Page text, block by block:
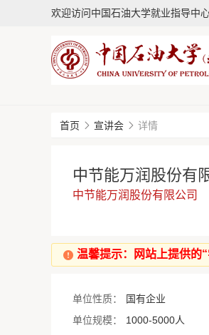
欢迎访问中国石油大学就业指导中心
首页 宣讲会 详情
中节能万润股份有
中节能万润股份有限公司
温馨提示：网站上提供的
单位性质： 国有企业
单位规模：
1000-5000人